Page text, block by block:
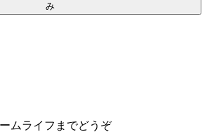
み
ムライフまでどうぞ